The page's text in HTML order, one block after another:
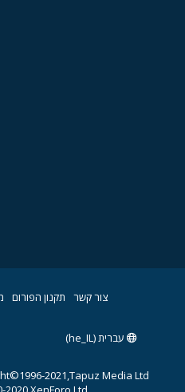
צור קשר תקנון הפורום
עברית (he_IL)
2021,Tapuz Media Ltd.